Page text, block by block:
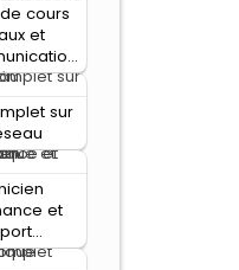
cours
et
sur
et
et